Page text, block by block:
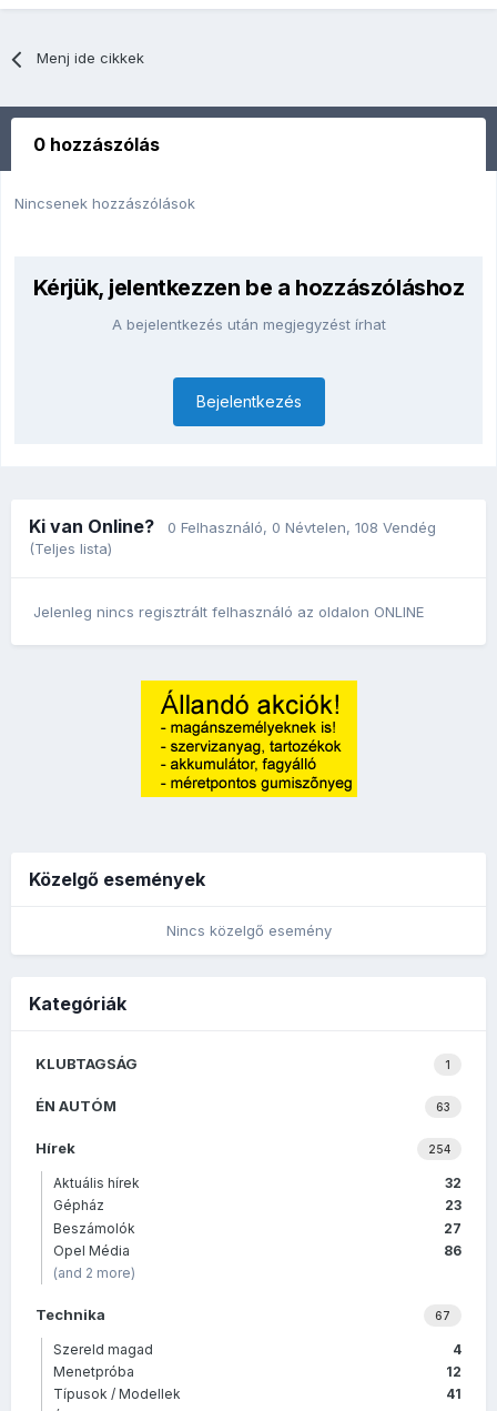
Menj ide cikkek
0 hozzászólás
Nincsenek hozzászólások
Kérjük, jelentkezzen be a hozzászóláshoz
A bejelentkezés után megjegyzést írhat
Bejelentkezés
Ki van Online? 0 Felhasználó, 0 Névtelen, 108 Vendég
(Teljes lista)
Jelenleg nincs regisztrált felhasználó az oldalon ONLINE
Közelgő események
Nincs közelgő esemény
Kategóriák
1
KLUBTAGSÁG
63
ÉN AUTÓM
254
Hírek
32
Aktuális hírek
23
Gépház
27
Beszámolók
86
Opel Média
(and 2 more)
67
Technika
4
Szereld magad
12
Menetpróba
41
Típusok / Modellek